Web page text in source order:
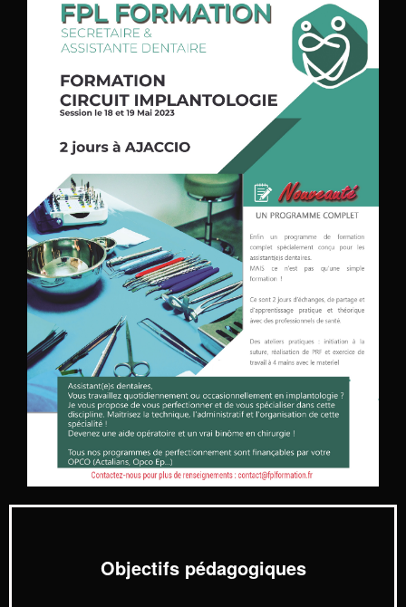
Objectifs pédagogiques